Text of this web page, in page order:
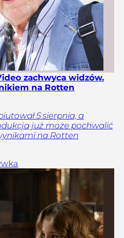
zachwyca widzów.
na Rotten
5 sierpnia, a
już może pochwalić
na Rotten